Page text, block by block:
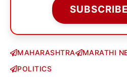
MAHARASHTRA MARATHI
POLITICS